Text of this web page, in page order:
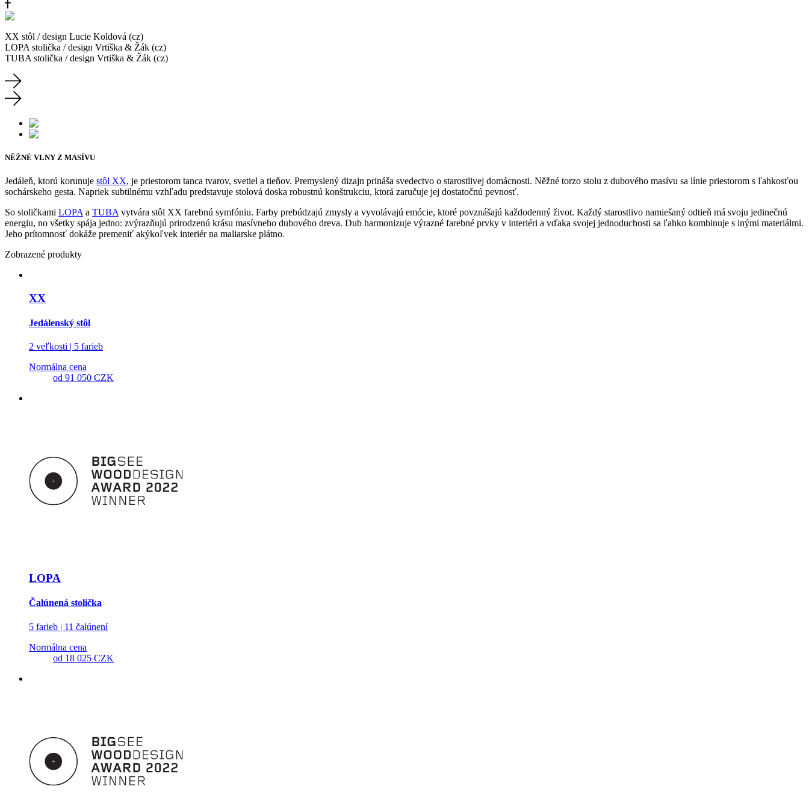
XX stôl / design Lucie Koldová (cz)
LOPA stolička / design Vrtiška & Žák (cz)
TUBA stolička / design Vrtiška & Žák (cz)
NĚŽNÉ VLNY Z MASÍVU
Jedáleň, ktorú korunuje stôl XX, je priestorom tanca tvarov, svetiel a tieňov. Premyslený dizajn prináša svedectvo o starostlivej domácnosti. Něžné torzo stolu z dubového masívu sa línie priestorom s ľahkosťou
sochárskeho gesta. Napriek subtilnému vzhľadu predstavuje stolová doska robustnú konštrukciu, ktorá zaručuje jej dostatočnú pevnosť.
So stoličkami LOPA a TUBA vytvára stôl XX farebnú symfóniu. Farby prebúdzajú zmysly a vyvolávajú emócie, ktoré povznášajú každodenný život. Každý starostlivo namiešaný odtieň má svoju jedinečnú
energiu, no všetky spája jedno: zvýrazňujú prirodzenú krásu masívneho dubového dreva. Dub harmonizuje výrazné farebné prvky v interiéri a vďaka svojej jednoduchosti sa ľahko kombinuje s inými materiálmi.
Jeho prítomnosť dokáže premeniť akýkoľvek interiér na maliarske plátno.
Zobrazené produkty
XX
Jedálenský stôl
2 veľkosti | 5 farieb
Normálna cena
od 91 050 CZK
LOPA
Čalúnená stolička
5 farieb | 11 čalúnení
Normálna cena
od 18 025 CZK